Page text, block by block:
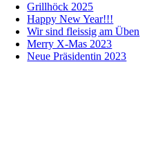
Grillhöck 2025
Happy New Year!!!
Wir sind fleissig am Üben
Merry X-Mas 2023
Neue Präsidentin 2023